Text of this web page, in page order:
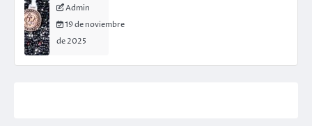
Admin
19 de noviembre
de 2025